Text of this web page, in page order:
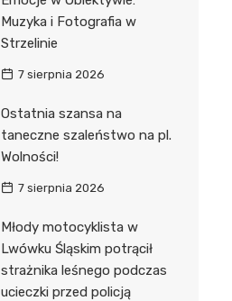
Muzyka i Fotografia w
Strzelinie
7 sierpnia 2026
Ostatnia szansa na
taneczne szaleństwo na pl.
Wolności!
7 sierpnia 2026
Młody motocyklista w
Lwówku Śląskim potrącił
strażnika leśnego podczas
ucieczki przed policją